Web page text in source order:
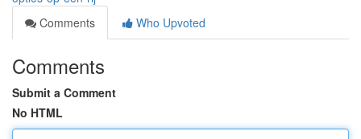
Comments
Who Upvoted
Comments
Submit a Comment
No HTML